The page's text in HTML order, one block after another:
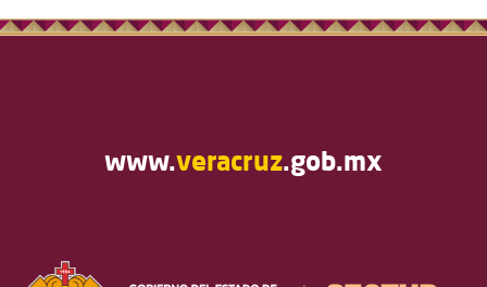
www.veracruz.gob.mx